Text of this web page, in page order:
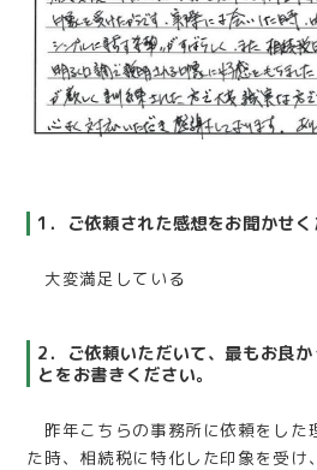
1．ご依頼された感想をお聞かせく
大変満足している
2．ご依頼いただいて、最もお良
とをお書きください。
昨年こちらの事務所に依頼をした
た時、相続税に特化した印象を受け